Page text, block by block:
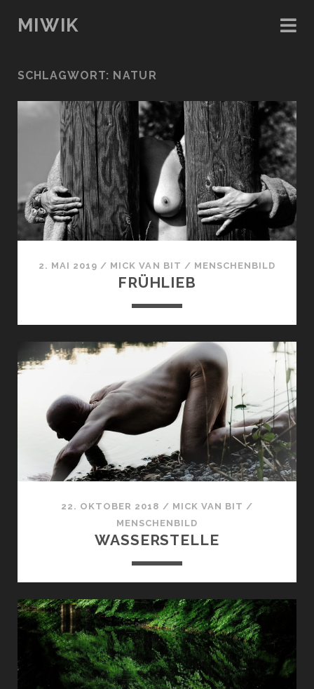
MIWIK
SCHLAGWORT: NATUR
2. MAI 2019 / MICK VAN BIT / MENSCHENBILD
FRÜHLIEB
22. OKTOBER 2018 / MICK VAN BIT /
MENSCHENBILD
WASSERSTELLE